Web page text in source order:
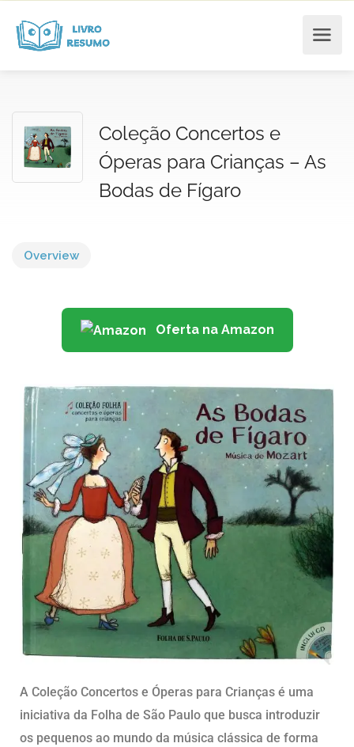
Coleção Concertos e
Óperas para Crianças – As
Bodas de Fígaro
Overview
Oferta na Amazon
A Coleção Concertos e Óperas para Crianças é uma
iniciativa da Folha de São Paulo que busca introduzir
os pequenos ao mundo da música clássica de forma